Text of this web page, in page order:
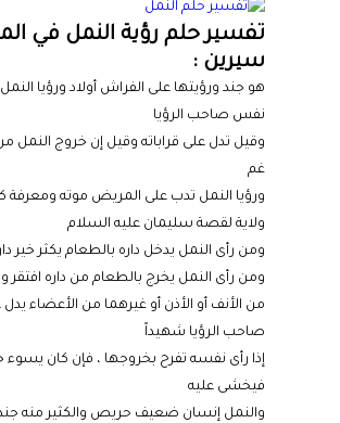
تفسير حلم رؤية النمل في
سيرين :
هو جند ورؤيتها على الفراش أولاد ورؤيا
نفس صاحب الرؤيا
وقيل تدل على قراباته وقيل إن خروج النمل
غم
ورؤيا النمل تدب على المريض موته ومعرفة
ولاية لقصة سليمان عليه السلام
ومن رأى النمل يدخل داره بالطعام يكثر خير
ومن رأى النمل يخرج بالطعام من داره افتقر
من الأنف أو الأذن أو غيرهما من الأعضاء
صاحب الرؤيا شهيداً
إذا رأى نفسه تفرح بخروجها ، فإن كان يسوء
فيخشى عليه
والنمل إنسان ضعيف حريص والكثير منه جند